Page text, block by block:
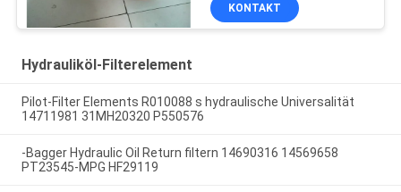
KONTAKT
Hydrauliköl-Filterelement
Pilot-Filter Elements R010088 s hydraulische Universalität
14711981 31MH20320 P550576
-Bagger Hydraulic Oil Return filtern 14690316 14569658
PT23545-MPG HF29119